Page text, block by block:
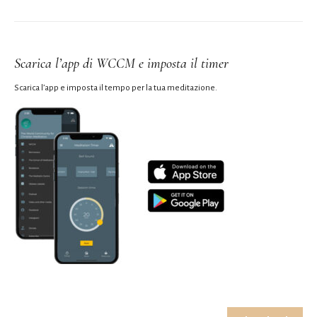
Scarica l’app di WCCM e imposta il timer
Scarica l’app e imposta il tempo per la tua meditazione.